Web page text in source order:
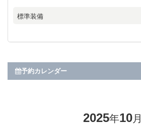
標準装備
予約カレンダー
2025年10月